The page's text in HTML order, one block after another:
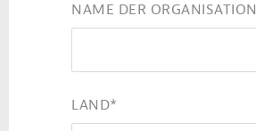
NAME DER ORGANISATION
LAND*